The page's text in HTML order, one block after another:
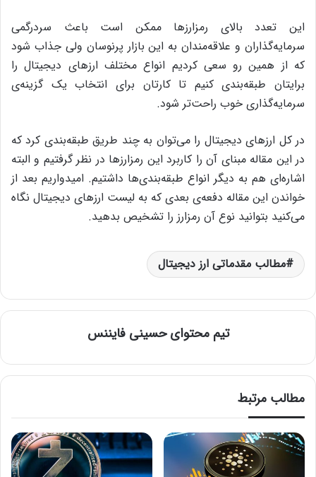
این تعدد بالای رمزارزها ممکن است باعث سردرگمی
سرمایه‌گذاران و علاقه‌مندان به این بازار پرنوسان ولی جذاب شود
که از همین رو سعی کردیم انواع مختلف ارزهای دیجیتال را
برایتان طبقه‌بندی کنیم تا کارتان برای انتخاب یک گزینه‌ی
سرمایه‌گذاری خوب راحت‌تر شود.
در کل ارزهای دیجیتال را می‌توان به چند طریق طبقه‌بندی کرد که
در این مقاله مبنای آن را کاربرد این رمزارزها در نظر گرفتیم و البته
اشاره‌ای هم به دیگر انواع طبقه‌بندی‌ها داشتیم. امیدواریم بعد از
خواندن این مقاله دفعه‌ی بعدی که به لیست ارزهای دیجیتال نگاه
می‌کنید بتوانید نوع آن رمزارز را تشخیص بدهید.
مطالب مقدماتی ارز دیجیتال
تیم محتوای حسینی‌ فایننس
مطالب مرتبط